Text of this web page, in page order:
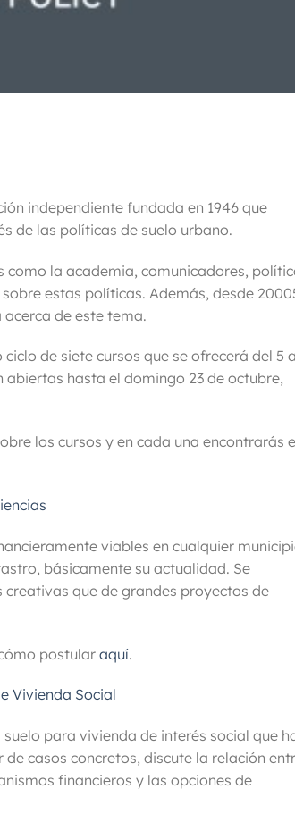
independiente fundada en 1946 que
de las políticas de suelo urbano.
como la academia, comunicadores,
estas políticas. Además, desde
de este tema.
de siete cursos que se ofrecerá del 5
abiertas hasta el domingo 23 de octubre,
los cursos y en cada una encontrarás
viables en cualquier
básicamente su actualidad. Se
que de grandes proyectos de
postular aquí.
Vivienda Social
para vivienda de interés social que
casos concretos, discute la relación
financieros y las opciones de